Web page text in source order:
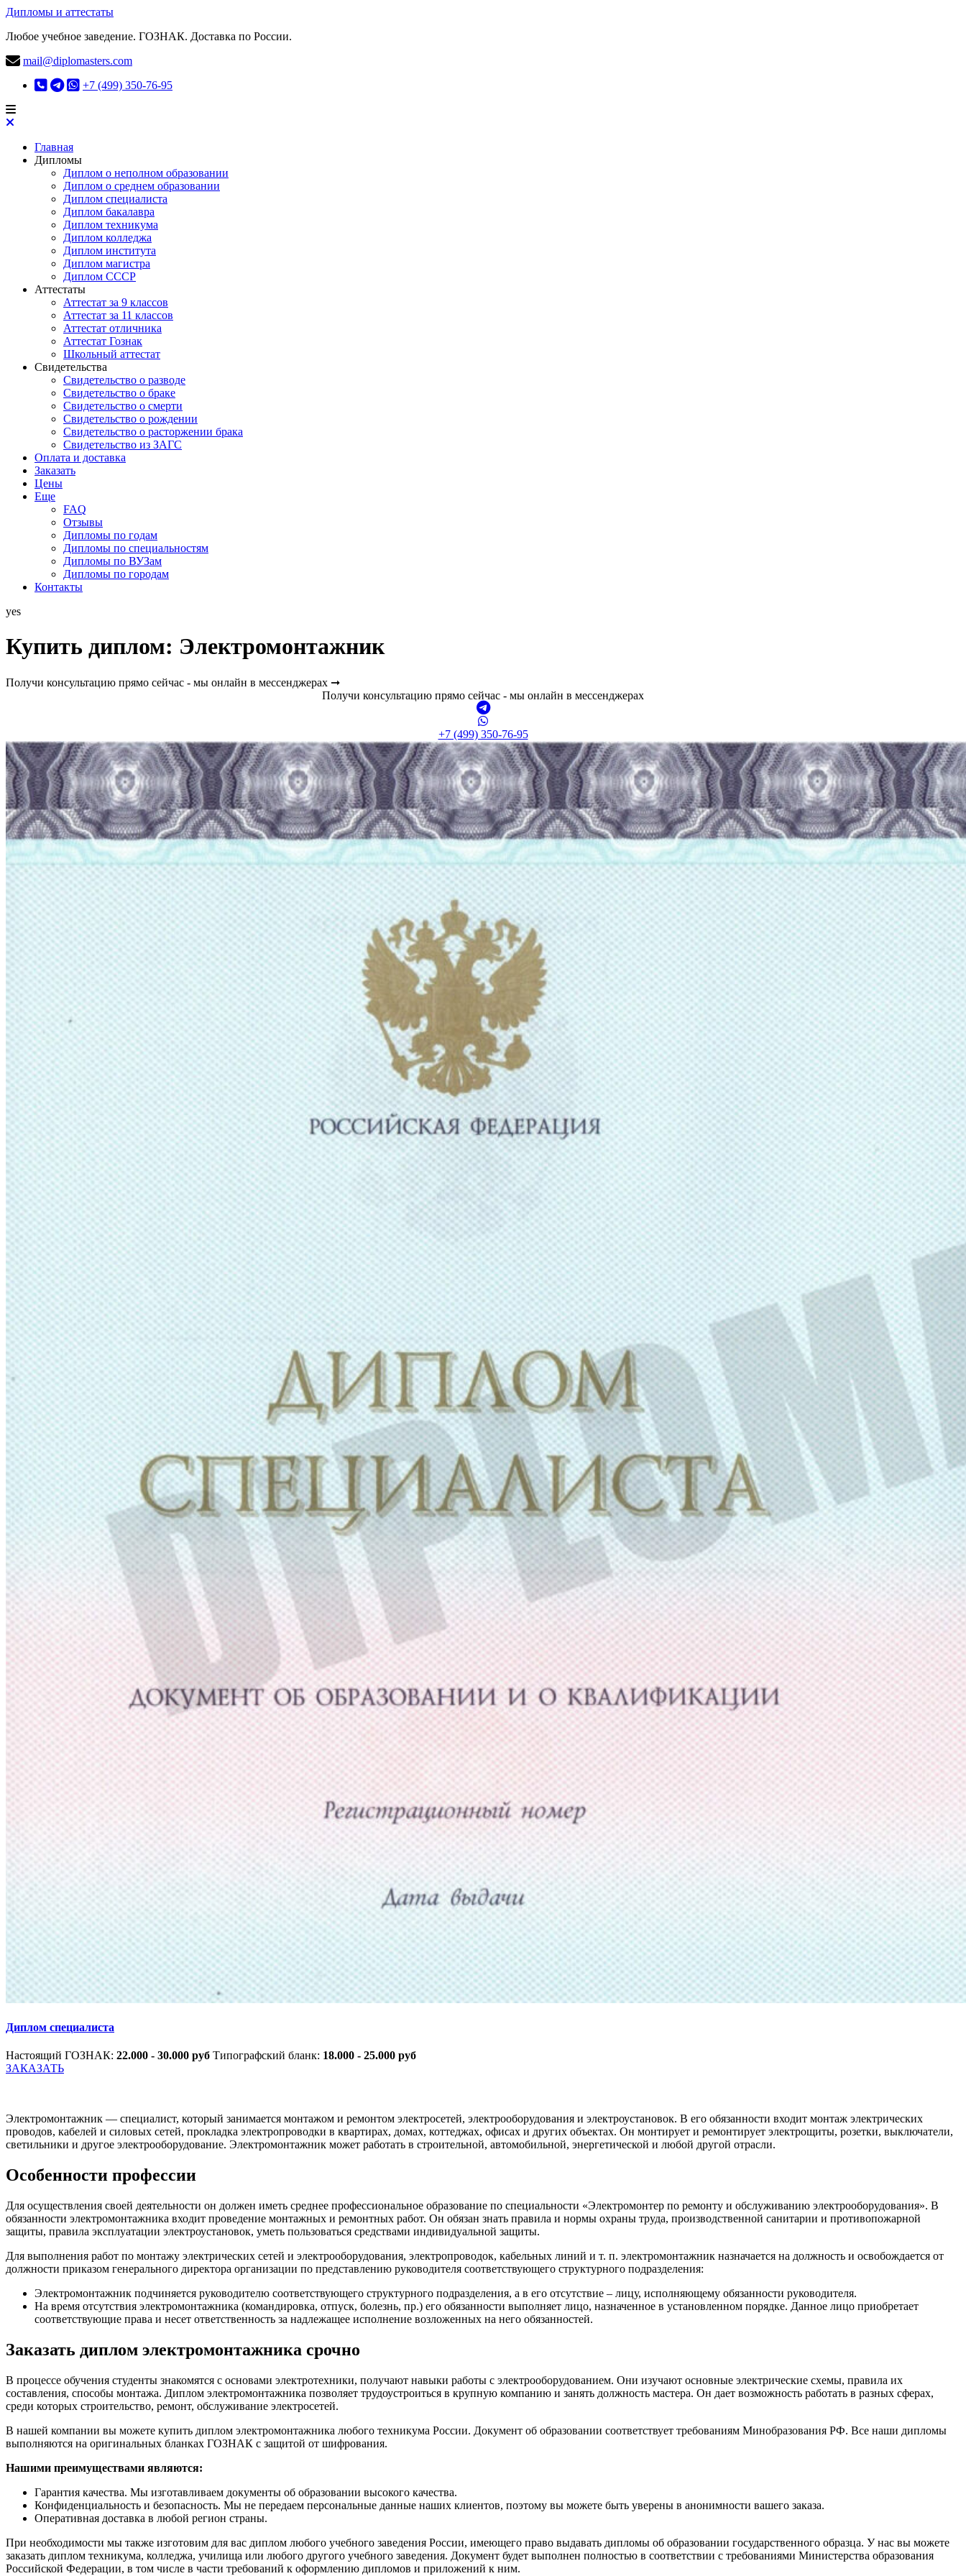
Дипломы и аттестаты
Любое учебное заведение. ГОЗНАК. Доставка по России.
mail@diplomasters.com
+7 (499) 350-76-95
Главная
Дипломы
Диплом о неполном образовании
Диплом о среднем образовании
Диплом специалиста
Диплом бакалавра
Диплом техникума
Диплом колледжа
Диплом института
Диплом магистра
Диплом СССР
Аттестаты
Аттестат за 9 классов
Аттестат за 11 классов
Аттестат отличника
Аттестат Гознак
Школьный аттестат
Свидетельства
Свидетельство о разводе
Свидетельство о браке
Свидетельство о смерти
Свидетельство о рождении
Свидетельство о расторжении брака
Свидетельство из ЗАГС
Оплата и доставка
Заказать
Цены
Еще
FAQ
Отзывы
Дипломы по годам
Дипломы по специальностям
Дипломы по ВУЗам
Дипломы по городам
Контакты
yes
Купить диплом: Электромонтажник
Получи консультацию прямо сейчас - мы онлайн в мессенджерах ➞
Получи консультацию прямо сейчас - мы онлайн в мессенджерах
+7 (499) 350-76-95
Диплом специалиста
Настоящий ГОЗНАК: 22.000 - 30.000 руб Типографский бланк: 18.000 - 25.000 руб
ЗАКАЗАТЬ
Электромонтажник — специалист, который занимается монтажом и ремонтом электросетей, электрооборудования и электроустановок. В его обязанности входит монтаж электрических
проводов, кабелей и силовых сетей, прокладка электропроводки в квартирах, домах, коттеджах, офисах и других объектах. Он монтирует и ремонтирует электрощиты, розетки, выключатели,
светильники и другое электрооборудование. Электромонтажник может работать в строительной, автомобильной, энергетической и любой другой отрасли.
Особенности профессии
Для осуществления своей деятельности он должен иметь среднее профессиональное образование по специальности «Электромонтер по ремонту и обслуживанию электрооборудования». В
обязанности электромонтажника входит проведение монтажных и ремонтных работ. Он обязан знать правила и нормы охраны труда, производственной санитарии и противопожарной
защиты, правила эксплуатации электроустановок, уметь пользоваться средствами индивидуальной защиты.
Для выполнения работ по монтажу электрических сетей и электрооборудования, электропроводок, кабельных линий и т. п. электромонтажник назначается на должность и освобождается от
должности приказом генерального директора организации по представлению руководителя соответствующего структурного подразделения:
Электромонтажник подчиняется руководителю соответствующего структурного подразделения, а в его отсутствие – лицу, исполняющему обязанности руководителя.
На время отсутствия электромонтажника (командировка, отпуск, болезнь, пр.) его обязанности выполняет лицо, назначенное в установленном порядке. Данное лицо приобретает
соответствующие права и несет ответственность за надлежащее исполнение возложенных на него обязанностей.
Заказать диплом электромонтажника срочно
В процессе обучения студенты знакомятся с основами электротехники, получают навыки работы с электрооборудованием. Они изучают основные электрические схемы, правила их
составления, способы монтажа. Диплом электромонтажника позволяет трудоустроиться в крупную компанию и занять должность мастера. Он дает возможность работать в разных сферах,
среди которых строительство, ремонт, обслуживание электросетей.
В нашей компании вы можете купить диплом электромонтажника любого техникума России. Документ об образовании соответствует требованиям Минобразования РФ. Все наши дипломы
выполняются на оригинальных бланках ГОЗНАК с защитой от шифрования.
Нашими преимуществами являются:
Гарантия качества. Мы изготавливаем документы об образовании высокого качества.
Конфиденциальность и безопасность. Мы не передаем персональные данные наших клиентов, поэтому вы можете быть уверены в анонимности вашего заказа.
Оперативная доставка в любой регион страны.
При необходимости мы также изготовим для вас диплом любого учебного заведения России, имеющего право выдавать дипломы об образовании государственного образца. У нас вы можете
заказать диплом техникума, колледжа, училища или любого другого учебного заведения. Документ будет выполнен полностью в соответствии с требованиями Министерства образования
Российской Федерации, в том числе в части требований к оформлению дипломов и приложений к ним.